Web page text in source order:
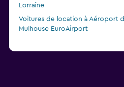
Lorraine
Voitures de location à Aéroport
Mulhouse EuroAirport